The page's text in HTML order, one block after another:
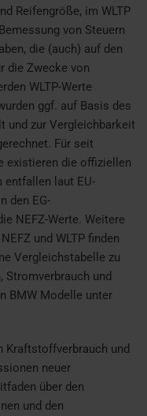
Reifengröße, im WLTP
von Steuern
die (auch) auf den
die Zwecke von
WLTP-Werte
ggf. auf Basis des
und zur Vergleichbarkeit
Für seit
existieren die offiziellen
entfallen laut EU-
den EG-
NEFZ-Werte. Weitere
und WLTP finden
Vergleichstabelle zu
Stromverbrauch und
BMW Modelle unter
Kraftstoffverbrauch und
neuer
über den
und den